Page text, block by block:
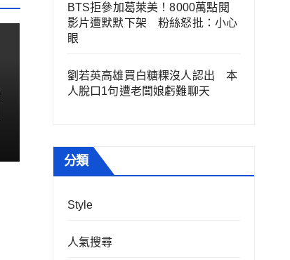
BTS拒參加葛萊美！8000萬點閱
影片遭默默下架 粉絲怒批：小心
眼
劉若英高雄買白糖粿沒人認出 本
人脫口1句遭老闆娘虧難聊天
分類
Style
人氣搜尋